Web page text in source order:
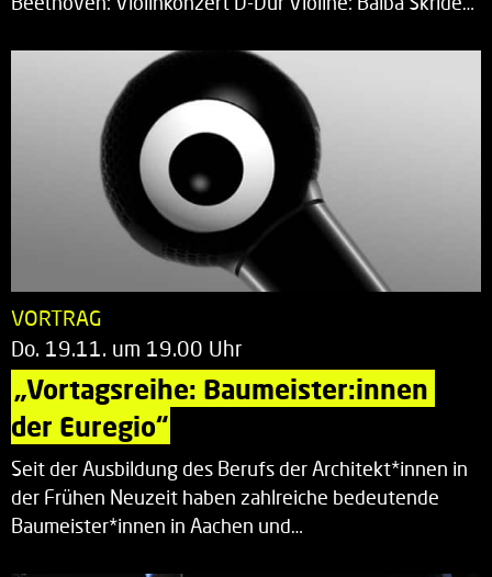
VORTRAG
Do. 19.11. um 19.00 Uhr
„Vortagsreihe: Baumeister:innen
der Euregio“
Seit der Ausbildung des Berufs der Architekt*innen in
der Frühen Neuzeit haben zahlreiche bedeutende
Baumeister*innen in Aachen und…